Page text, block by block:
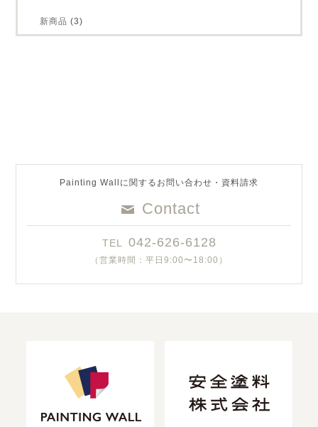
新商品 (3)
Painting Wallに関するお問い合わせ・資料請求
Contact
TEL 042-626-6128
（営業時間：平日9:00〜18:00）